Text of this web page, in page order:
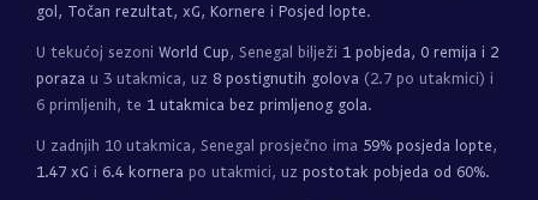
gol, Točan rezultat, xG, Kornere i Posjed lopte.
U tekućoj sezoni World Cup, Senegal bilježi 1 pobjeda, 0 remija i 2
poraza u 3 utakmica, uz 8 postignutih golova (2.7 po utakmici) i
6 primljenih, te 1 utakmica bez primljenog gola.
U zadnjih 10 utakmica, Senegal prosječno ima 59% posjeda lopte,
1.47 xG i 6.4 kornera po utakmici, uz postotak pobjeda od 60%.